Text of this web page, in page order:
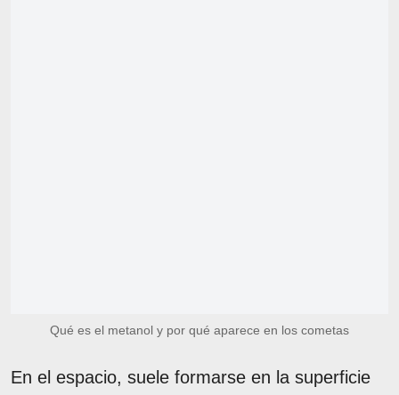
Qué es el metanol y por qué aparece en los cometas
En el espacio, suele formarse en la superficie